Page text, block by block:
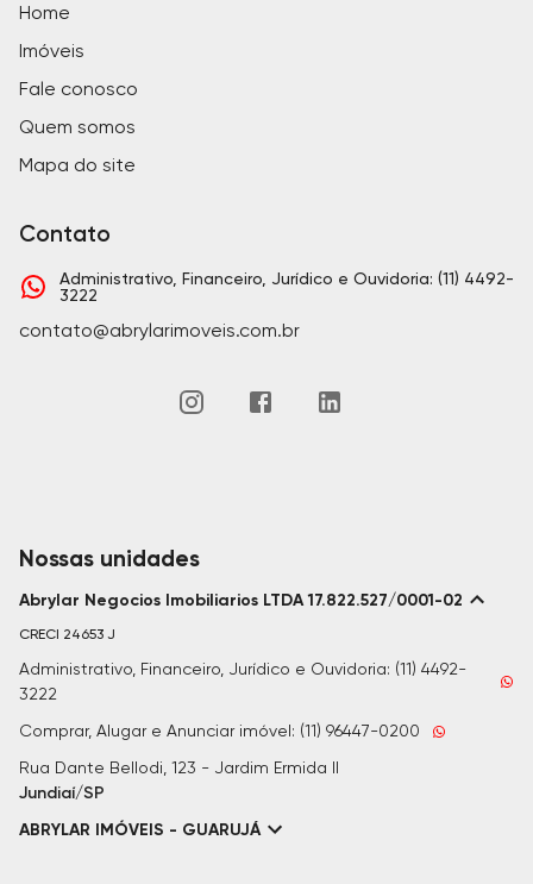
Home
Imóveis
Fale conosco
Quem somos
Mapa do site
Contato
Administrativo, Financeiro, Jurídico e Ouvidoria: (11) 4492-
3222
contato@abrylarimoveis.com.br
Nossas unidades
Abrylar Negocios Imobiliarios LTDA 17.822.527/0001-02
CRECI 24653 J
Administrativo, Financeiro, Jurídico e Ouvidoria: (11) 4492-
3222
Comprar, Alugar e Anunciar imóvel: (11) 96447-0200
Rua Dante Bellodi, 123 - Jardim Ermida II
Jundiaí/SP
ABRYLAR IMÓVEIS - GUARUJÁ